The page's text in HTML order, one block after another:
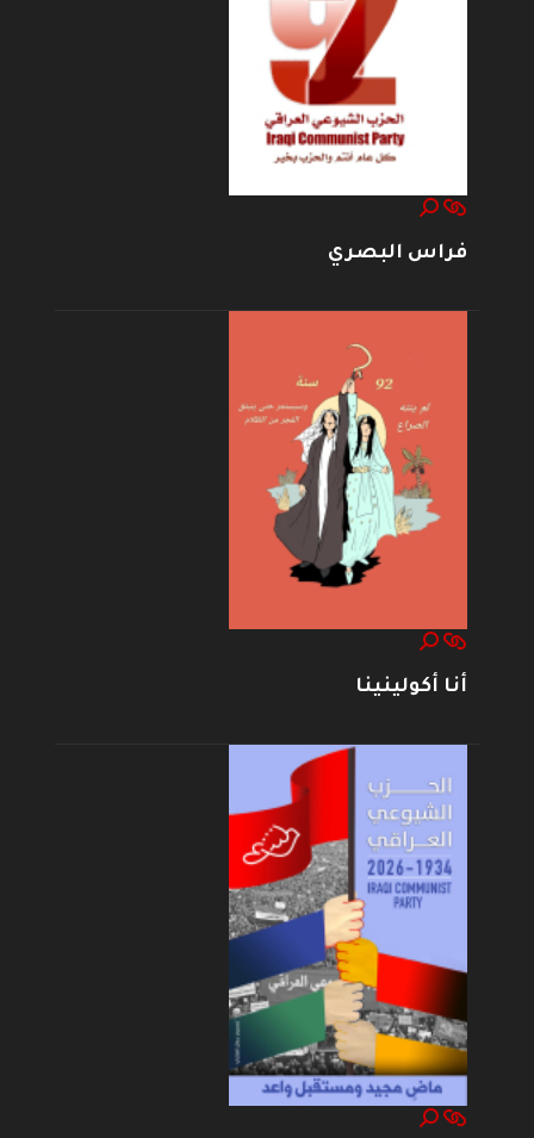
فراس البصري
أنا أكولينينا